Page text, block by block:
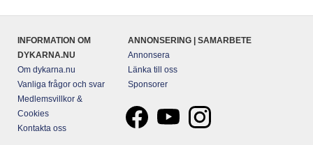
INFORMATION OM
DYKARNA.NU
Om dykarna.nu
Vanliga frågor och svar
Medlemsvillkor &
Cookies
Kontakta oss
ANNONSERING | SAMARBETE
Annonsera
Länka till oss
Sponsorer